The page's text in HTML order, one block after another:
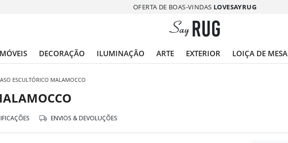
OFERTA DE BOAS-VINDAS LOVESAYRUG
MÓVEIS DECORAÇÃO ILUMINAÇÃO ARTE EXTERIOR LOIÇA DE MESA
ESCULTÓRICO MALAMOCCO
ENVIOS & DEVOLUÇÕES